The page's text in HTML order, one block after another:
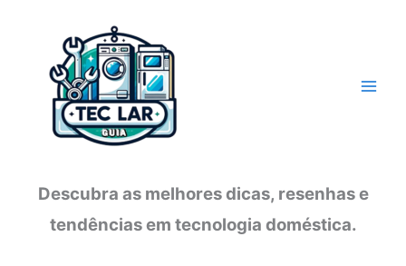
conteúdo
Descubra as melhores dicas, resenhas e
tendências em tecnologia doméstica.